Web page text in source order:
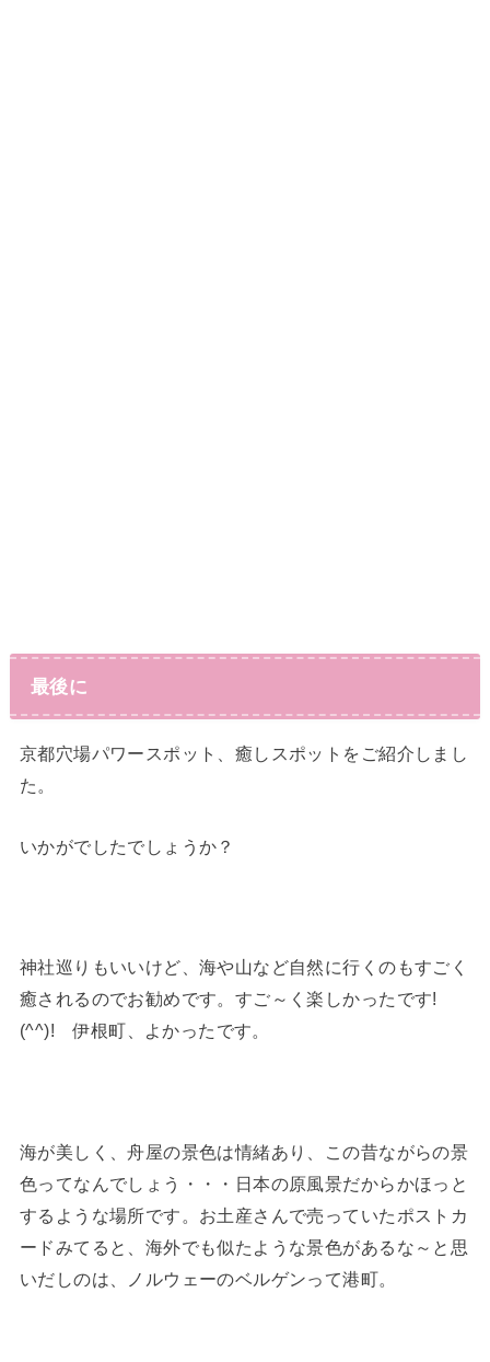
最後に
京都穴場パワースポット、癒しスポットをご紹介しまし
た。
いかがでしたでしょうか？
神社巡りもいいけど、海や山など自然に行くのもすごく
癒されるのでお勧めです。すご～く楽しかったです!
(^^)! 伊根町、よかったです。
海が美しく、舟屋の景色は情緒あり、この昔ながらの景
色ってなんでしょう・・・日本の原風景だからかほっと
するような場所です。お土産さんで売っていたポストカ
ードみてると、海外でも似たような景色があるな～と思
いだしのは、ノルウェーのベルゲンって港町。